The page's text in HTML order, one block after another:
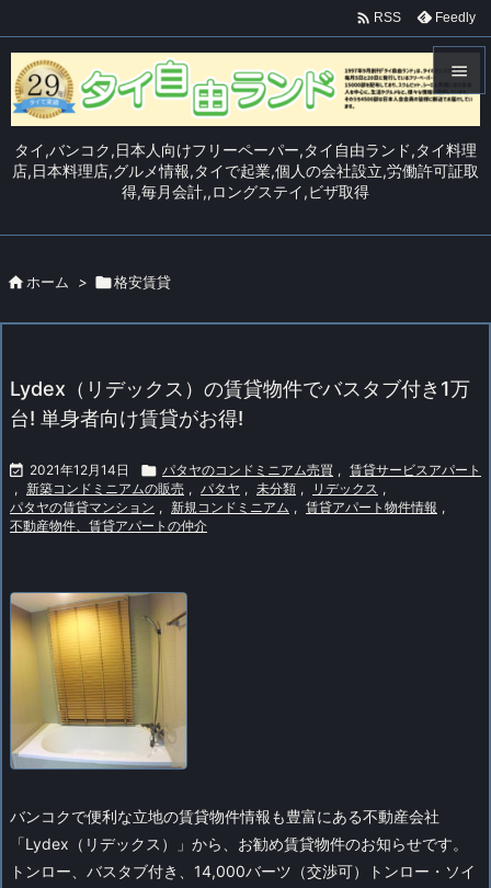
タイ,バンコク,日本人向けフリーペーパー,タイ自由ランド,タイ料理
店,日本料理店,グルメ情報,タイで起業,個人の会社設立,労働許可証取
得,毎月会計,,ロングステイ,ビザ取得

メニュ


 RSS Feedly
 ホーム > 格安賃貸
Lydex（リデックス）の賃貸物件でバスタブ付き1万
台! 単身者向け賃貸がお得!
 2021年12月14日  パタヤのコンドミニアム売買 , 賃貸サービスアパート
, 新築コンドミニアムの販売 , パタヤ , 未分類 , リデックス ,
パタヤの賃貸マンション , 新規コンドミニアム , 賃貸アパート物件情報 ,
不動産物件、賃貸アパートの仲介
バンコクで便利な立地の賃貸物件情報も豊富にある不動産会社
「Lydex（リデックス）」から、お勧め賃貸物件のお知らせです。
トンロー、バスタブ付き、14,000バーツ（交渉可）
トンロー・ソイ